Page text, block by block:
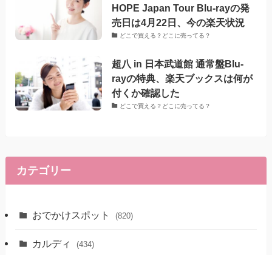
HOPE Japan Tour Blu-rayの発
売日は4月22日、今の楽天状況
どこで買える？どこに売ってる？
超八 in 日本武道館 通常盤Blu-
rayの特典、楽天ブックスは何が
付くか確認した
どこで買える？どこに売ってる？
カテゴリー
おでかけスポット (820)
カルディ (434)